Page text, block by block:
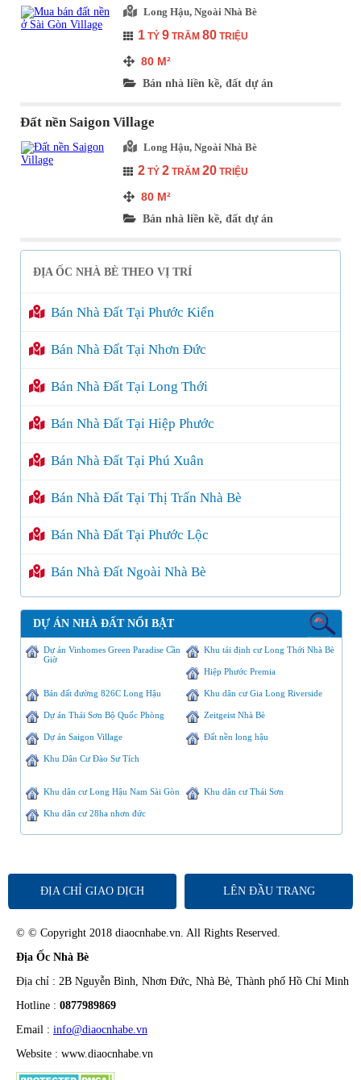
Long Hậu, Ngoài Nhà Bè
1 TỶ9 TRĂM80 TRIỆU
80 M²
Bán nhà liền kề, đất dự án
Đất nền Saigon Village
Long Hậu, Ngoài Nhà Bè
2 TỶ2 TRĂM20 TRIỆU
80 M²
Bán nhà liền kề, đất dự án
ĐỊA ỐC NHÀ BÈ THEO VỊ TRÍ
Bán Nhà Đất Tại Phước Kiển
Bán Nhà Đất Tại Nhơn Đức
Bán Nhà Đất Tại Long Thới
Bán Nhà Đất Tại Hiệp Phước
Bán Nhà Đất Tại Phú Xuân
Bán Nhà Đất Tại Thị Trấn Nhà Bè
Bán Nhà Đất Tại Phước Lộc
Bán Nhà Đất Ngoài Nhà Bè
DỰ ÁN NHÀ ĐẤT NỔI BẬT
Dự án Vinhomes Green Paradise Cần
Giờ
Khu tái định cư Long Thới Nhà Bè
Hiệp Phước Premia
Bán đất đường 826C Long Hậu Khu dân cư Gia Long Riverside
Dự án Thái Sơn Bộ Quốc Phòng Zeitgeist Nhà Bè
Dự án Saigon Village Đất nền long hậu
Khu Dân Cư Đào Sư Tích
Khu dân cư Long Hậu Nam Sài Gòn Khu dân cư Thái Sơn
Khu dân cư 28ha nhơn đức
ĐỊA CHỈ GIAO DỊCH LÊN ĐẦU TRANG
© © Copyright 2018 diaocnhabe.vn. All Rights Reserved.
Địa Ốc Nhà Bè
Địa chỉ : 2B Nguyễn Bình, Nhơn Đức, Nhà Bè, Thành phố Hồ Chí Minh
Hotline : 0877989869
Email : info@diaocnhabe.vn
Website : www.diaocnhabe.vn